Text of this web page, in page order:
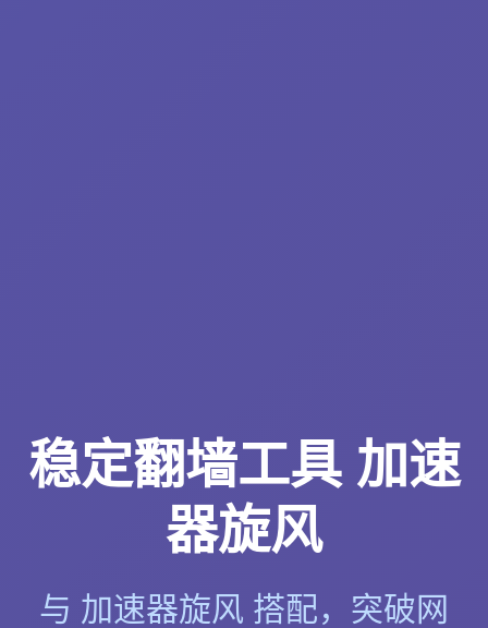
稳定翻墙工具 加速
器旋风
与 加速器旋风 搭配，突破网